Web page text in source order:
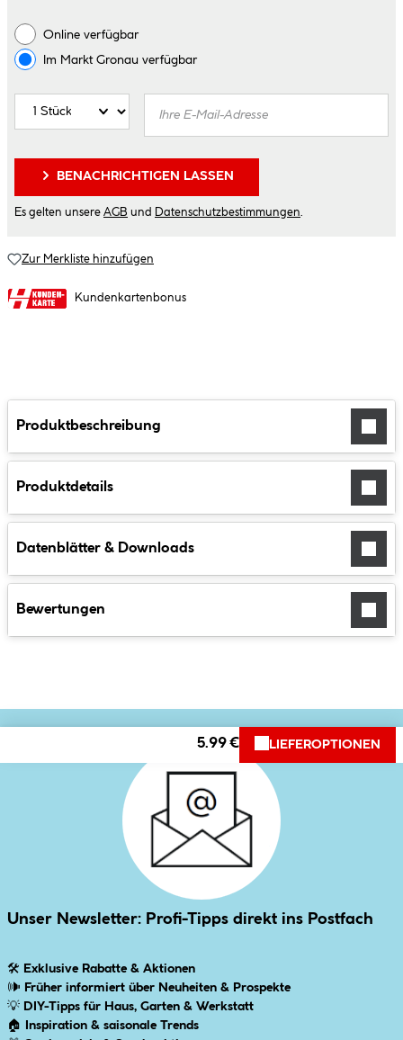
Online verfügbar
Im Markt Gronau verfügbar
BENACHRICHTIGEN LASSEN
Es gelten unsere AGB und Datenschutzbestimmungen
Zur Merkliste hinzufügen
Kundenkartenbonus
Produktbeschreibung
Produktdetails
Datenblätter & Downloads
Bewertungen
5.99 € LIEFEROPTIONEN
Unser Newsletter: Profi-Tipps direkt ins Postfach
🛠 Exklusive Rabatte & Aktionen
🕪 Früher informiert über Neuheiten & Prospekte
💡 DIY-Tipps für Haus, Garten & Werkstatt
🏠
Inspiration & saisonale Trends